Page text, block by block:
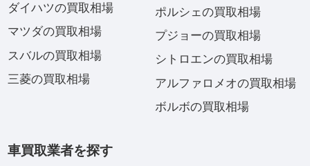
ダイハツの買取相場
マツダの買取相場
スバルの買取相場
三菱の買取相場
ポルシェの買取相場
プジョーの買取相場
シトロエンの買取相場
アルファロメオの買取相場
ボルボの買取相場
車買取業者を探す